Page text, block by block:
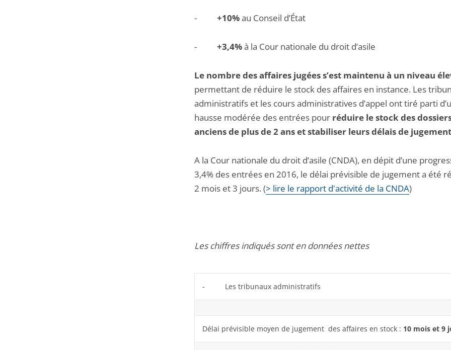
- +10%au Conseil d’État
- +3,4%à la Cour nationale du droit d’asile
Le nombre des affaires jugées s’est maintenu à un niveau
permettant de réduire le stock des affaires en instance. Les
administratifs et les cours administratives d’appel ont tiré parti
hausse modérée des entrées pour réduire le stock des
anciens de plus de 2 ans et stabiliser leurs délais de jugement
A la Cour nationale du droit d’asile (CNDA), en dépit d’une
3,4% des entrées en 2016, le délai prévisible de jugement a été
2 mois et 3 jours. (> lire le rapport d'activité de la CNDA)
Les chiffres indiqués sont en données nettes
- Les tribunaux administratifs
Délai prévisible moyen de jugement des affaires en stock : 10 mois et 9